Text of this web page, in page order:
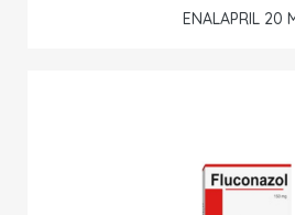
ENALAPRIL 20